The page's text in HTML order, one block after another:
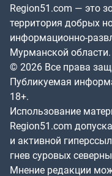
Region51.com — это
территория добрых
информационно-
Мурманской области.
© 2026 Все права
Публикуемая
18+.
Использование
Region51.com
и активной
гнев суровых
Мнение редакции